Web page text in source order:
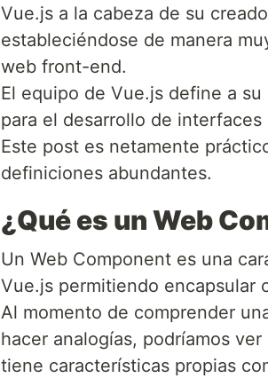
Vue.js a la cabeza de su
estableciéndose de manera
web front-end.
El equipo de Vue.js define a
para el desarrollo de interfaces
Este post es netamente
definiciones abundantes.
¿Qué es un Web
Un Web Component es una
Vue.js permitiendo encapsular
Al momento de comprender
hacer analogías, podríamos
tiene características propias